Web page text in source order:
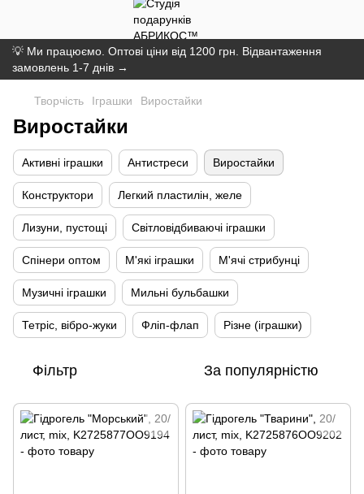
💡 Ми працюємо. Оптові ціни від 1200 грн. Відвантаження
замовлень 1-7 днів →
Творчість Іграшки Виростайки
Виростайки
Активні іграшки Антистреси Виростайки
Конструктори Легкий пластилін, желе
Лизуни, пустощі Світловідбиваючі іграшки
Спінери оптом М'які іграшки М'ячі стрибунці
Музичні іграшки Мильні бульбашки
Тетріс, вібро-жуки Фліп-флап Різне (іграшки)
Фільтр За популярністю